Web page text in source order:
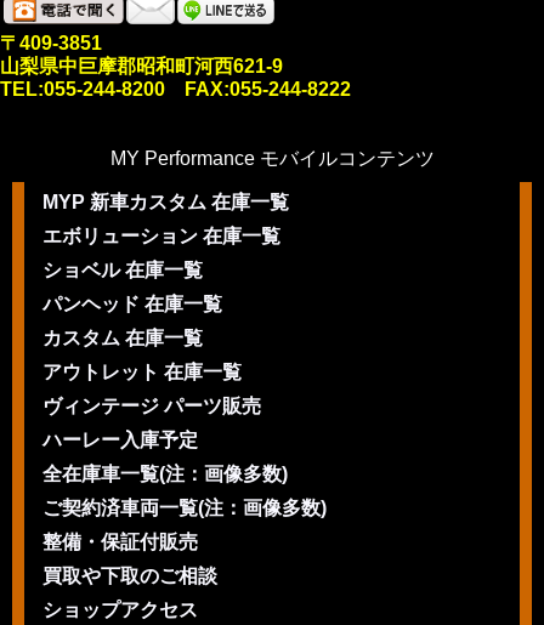
〒409-3851
山梨県中巨摩郡昭和町河西621-9
TEL:055-244-8200 FAX:055-244-8222
MY Performance モバイルコンテンツ
MYP 新車カスタム 在庫一覧
エボリューション 在庫一覧
ショベル 在庫一覧
パンヘッド 在庫一覧
カスタム 在庫一覧
アウトレット 在庫一覧
ヴィンテージ パーツ販売
ハーレー入庫予定
全在庫車一覧(注：画像多数)
ご契約済車両一覧(注：画像多数)
整備・保証付販売
買取や下取のご相談
ショップアクセス